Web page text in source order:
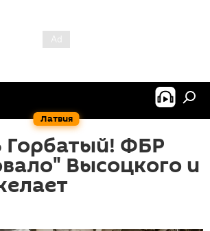
Латвия
Горбатый! ФБР
Высоцкого и